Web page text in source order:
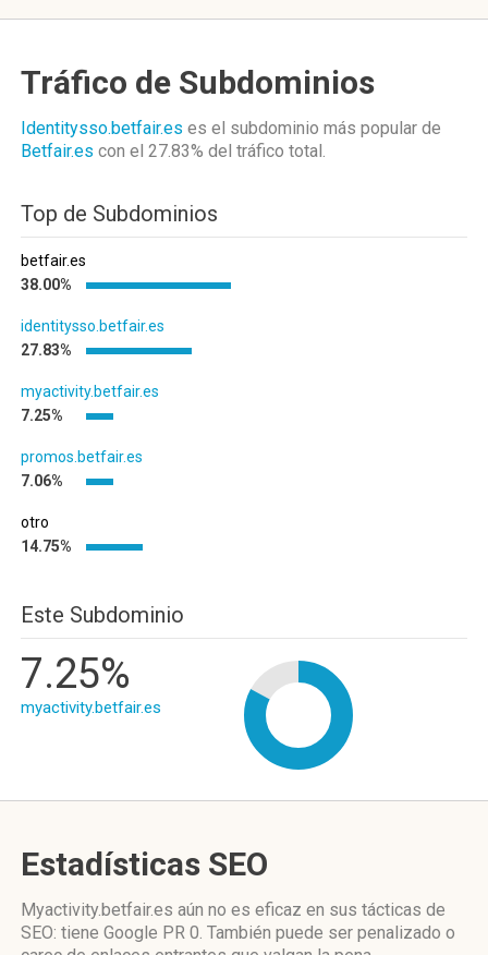
Tráfico de Subdominios
Identitysso.betfair.es es el subdominio más popular de
Betfair.es con el 27.83% del tráfico total.
Top de Subdominios
betfair.es
38.00%
identitysso.betfair.es
27.83%
myactivity.betfair.es
7.25%
promos.betfair.es
7.06%
otro
14.75%
Este Subdominio
7.25%
myactivity.betfair.es
Estadísticas SEO
Myactivity.betfair.es aún no es eficaz en sus tácticas de
SEO: tiene Google PR 0. También puede ser penalizado o